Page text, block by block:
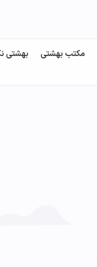
مکتب بهشتی بهشتی